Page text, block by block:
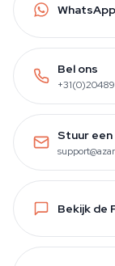
Bel ons
Stuur een
Bekijk de